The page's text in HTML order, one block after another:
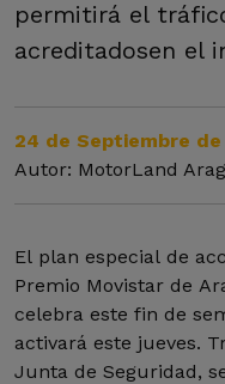
permitirá el
acreditadosen el
24 de Septiembre de
Autor: MotorLand
El plan especial de
Premio Movistar de
celebra este fin de
activará este jueves.
Junta de Seguridad,